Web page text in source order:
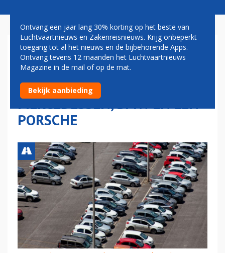
SYDNEY AIRPORT ZOEKT
EIGENAREN VAN
ACHTERGELATEN
MERCEDESSEN, BMW EN EEN
PORSCHE
Ontvang een jaar lang 30% korting op het beste van
Luchtvaartnieuws en Zakenreisnieuws. Krijg onbeperkt
toegang tot al het nieuws en de bijbehorende Apps.
Ontvang tevens 12 maanden het Luchtvaartnieuws
Magazine in de mail of op de mat.
Bekijk aanbieding